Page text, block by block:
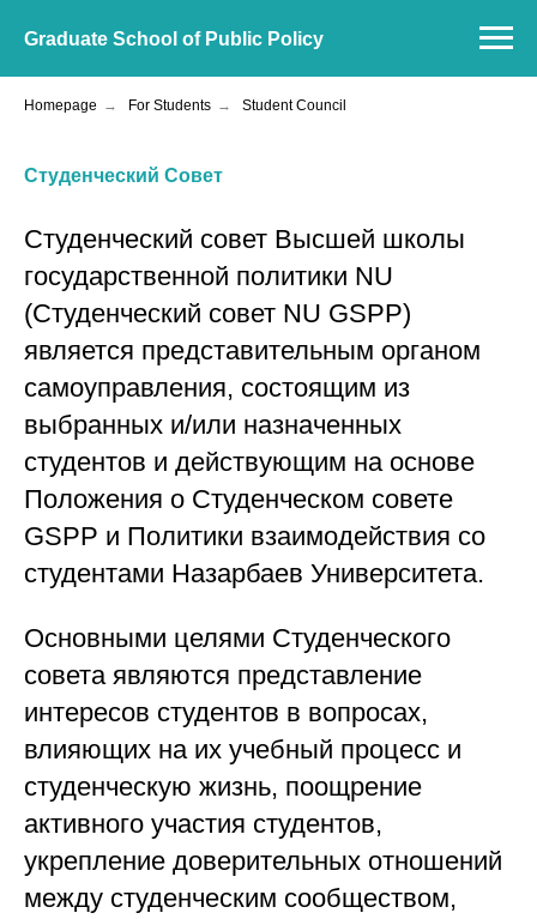
Graduate School of Public Policy
Homepage → For Students → Student Council
Студенческий Cовет
Cтуденческий совет Высшей школы
государственной политики NU
(Студенческий совет NU GSPP)
является представительным органом
самоуправления, состоящим из
выбранных и/или назначенных
студентов и действующим на основе
Положения о Студенческом совете
GSPP и Политики взаимодействия со
студентами Назарбаев Университета.
Основными целями Студенческого
совета являются представление
интересов студентов в вопросах,
влияющих на их учебный процесс и
студенческую жизнь, поощрение
активного участия студентов,
укрепление доверительных отношений
между студенческим сообществом,